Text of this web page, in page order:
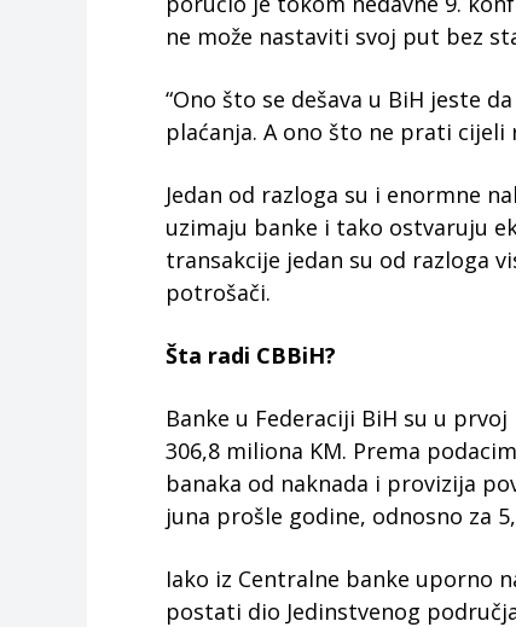
ne može nastaviti svoj put bez
“Ono što se dešava u BiH jeste
plaćanja. A ono što ne prati cijeli
Jedan od razloga su i enormne
uzimaju banke i tako ostvaruju
transakcije jedan su od razloga
potrošači.
Šta radi CBBiH?
Banke u Federaciji BiH su u
306,8 miliona KM. Prema
banaka od naknada i provizija
juna prošle godine, odnosno za
Iako iz Centralne banke uporno
postati dio Jedinstvenog